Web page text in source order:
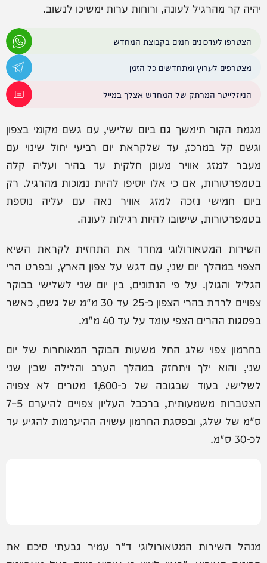
יהיה קר מהרגיל לעונה, ורוחות ערות ימשיכו לנשוב.
הצטרפו לעדכונים חמים בקבוצת המחדש
מצטרפים לערוץ ומתחדשים כל הזמן
הניוזלייטר המרתק של המחדש אצלך במייל
מגמת הקור תימשך גם ביום שלישי, עם גשם מקומי בצפון
וגשם קל במרכז, עד שלקראת יום רביעי יחול שינוי עם
מעבר למזג אוויר מעונן חלקית עד בהיר ועליה קלה
בטמפרטורות, אם כי אלו יוסיפו להיות נמוכות מהרגיל. רק
ביום חמישי נזכה למזג אוויר נאה עם עליה נוספת
בטמפרטורות, שישובו להיות רגילות לעונה.
השירות המטאורולוגי מחדד את התחזית לקראת השיא
הצפוי במהלך יום שני, עם דגש על צפון הארץ, ובפרט הרי
הגליל והגולן. על פי הנתונים, בין יום שני לשלישי בבוקר
צפויים לרדת בהרי הצפון כ-25 עד 30 מ"מ של גשם, כאשר
בפסגות ההרים הצפי עומד על עד 40 מ"מ.
בחרמון צפוי שלג החל משעות הבוקר המאוחרות של יום
שני, והוא ילך ויתחזק במהלך הערב והלילה שבין שני
לשלישי. בעוד שבגובה של כ-1,600 מטרים לא צפויה
הצטברות משמעותית, ברכבל העליון צפויים להיערם 5–7
ס"מ של שלג, ובפסגת החרמון עשויה ההיערמות להגיע עד
לכ-30 ס"מ.
מנהל השירות המטאורולוגי ד"ר עמיר גבעתי סיכם את